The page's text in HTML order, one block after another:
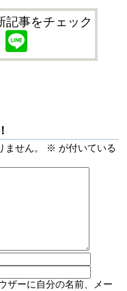
記事をチェック
Hatena
せん。 ※ が付いている
ザーに自分の名前、メー